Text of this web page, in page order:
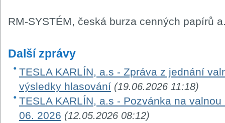
RM-SYSTÉM, česká burza cenných papírů
Další zprávy
TESLA KARLÍN, a.s - Zpráva z jednání
výsledky hlasování (19.06.2026 11:18)
TESLA KARLÍN, a.s - Pozvánka na
06. 2026 (12.05.2026 08:12)